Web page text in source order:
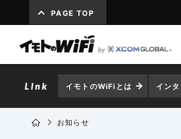
PAGE TOP
イモトのWiFiとは イン
お知らせ